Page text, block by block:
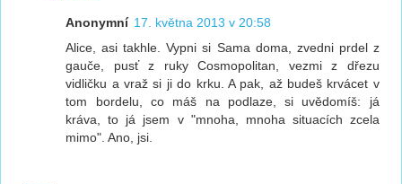
Anonymní 17. května 2013 v 20:58
Alice, asi takhle. Vypni si Sama doma, zvedni prdel z
gauče, pusť z ruky Cosmopolitan, vezmi z dřezu
vidličku a vraž si ji do krku. A pak, až budeš krvácet v
tom bordelu, co máš na podlaze, si uvědomíš: já
kráva, to já jsem v "mnoha, mnoha situacích zcela
mimo". Ano, jsi.